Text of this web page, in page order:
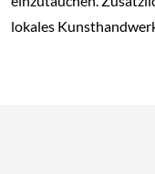
lokales